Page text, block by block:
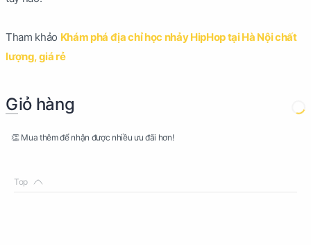
Tham khảo Khám phá địa chỉ học nhảy HipHop tại Hà Nội chất
lượng, giá rẻ
Giỏ hàng
👏 Mua thêm để nhận được nhiều ưu đãi hơn!